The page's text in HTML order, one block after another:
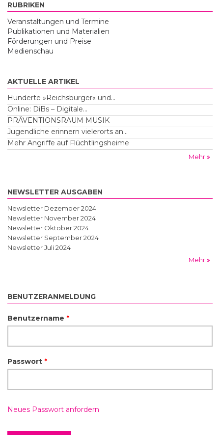
RUBRIKEN
Veranstaltungen und Termine
Publikationen und Materialien
Förderungen und Preise
Medienschau
AKTUELLE ARTIKEL
Hunderte »Reichsbürger« und...
Online: DiBs – Digitale...
PRÄVENTIONSRAUM MUSIK
Jugendliche erinnern vielerorts an...
Mehr Angriffe auf Flüchtlingsheime
Mehr
NEWSLETTER AUSGABEN
Newsletter Dezember 2024
Newsletter November 2024
Newsletter Oktober 2024
Newsletter September 2024
Newsletter Juli 2024
Mehr
BENUTZERANMELDUNG
Benutzername *
Passwort *
Neues Passwort anfordern